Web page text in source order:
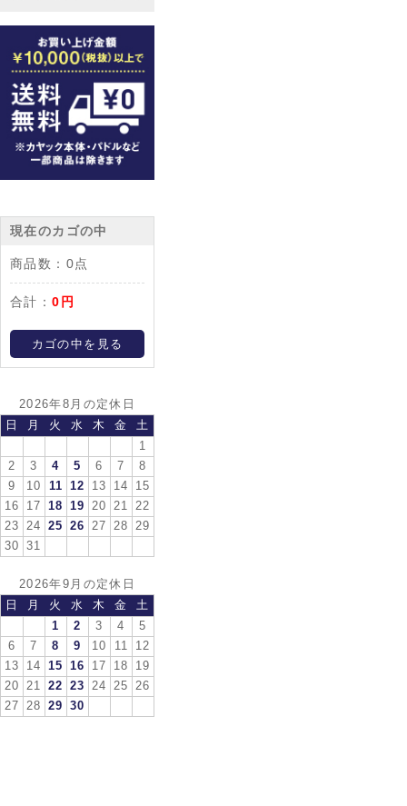
現在のカゴの中
商品数： 0点
合計：0円
カゴの中を見る
2026年8月の定休日
日
月 火 水 木 金
土
1
2
3 4 5 6 7
8
9
10 11 12 13 14
15
16
17 18 19 20 21
22
23
24 25 26 27 28
29
30
31
2026年9月の定休日
日
月 火 水 木 金
土
1
2 3 4
5
6
7 8 9 10 11
12
13
14 15 16 17 18
19
20
21 22 23 24 25
26
27
28 29 30